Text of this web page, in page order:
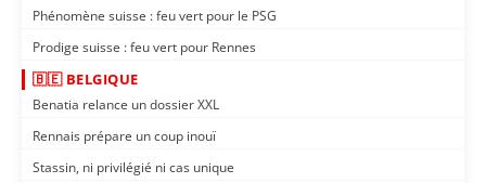
Phénomène suisse : feu vert pour le PSG
Prodige suisse : feu vert pour Rennes
🇧🇪 BELGIQUE
Benatia relance un dossier XXL
Rennais prépare un coup inouï
Stassin, ni privilégié ni cas unique